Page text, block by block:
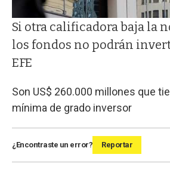
Si otra calificadora baja la
los fondos no podrán
EFE
Son US$ 260.000 millones que
mínima de grado inversor
¿Encontraste un error? Reportar